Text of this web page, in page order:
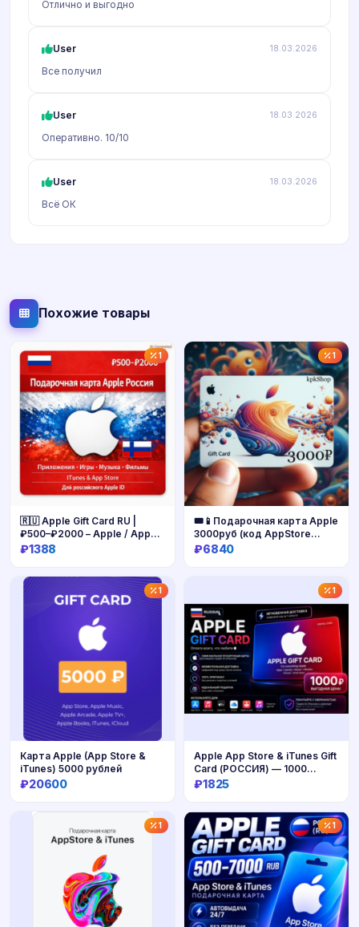
Отлично и выгодно
User 18.03.2026
Все получил
User 18.03.2026
Оперативно. 10/10
User 18.03.2026
Всё ОК
Похожие товары
1
🇷🇺 Apple Gift Card RU |
₽500–₽2000 – Apple / App
Store / iTunes – Apple ID
₽1388
1
🎟📱Подарочная карта Apple
3000руб (код AppStore
3000)
₽6840
1
Карта Apple (App Store &
iTunes) 5000 рублей
₽20600
1
Купить
Apple App Store & iTunes Gift
Card (РОССИЯ) — 1000
РУБЛЕЙ
₽1825
1 1